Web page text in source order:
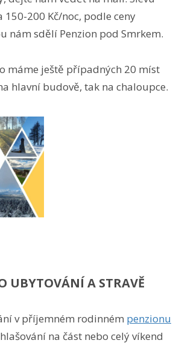
200 Kč/noc, podle ceny
nám sdělí Penzion pod Smrkem.
máme ještě případných 20 míst
hlavní budově, tak na chaloupce.
UBYTOVÁNÍ A STRAVĚ
v příjemném rodinném penzionu
na část nebo celý víkend